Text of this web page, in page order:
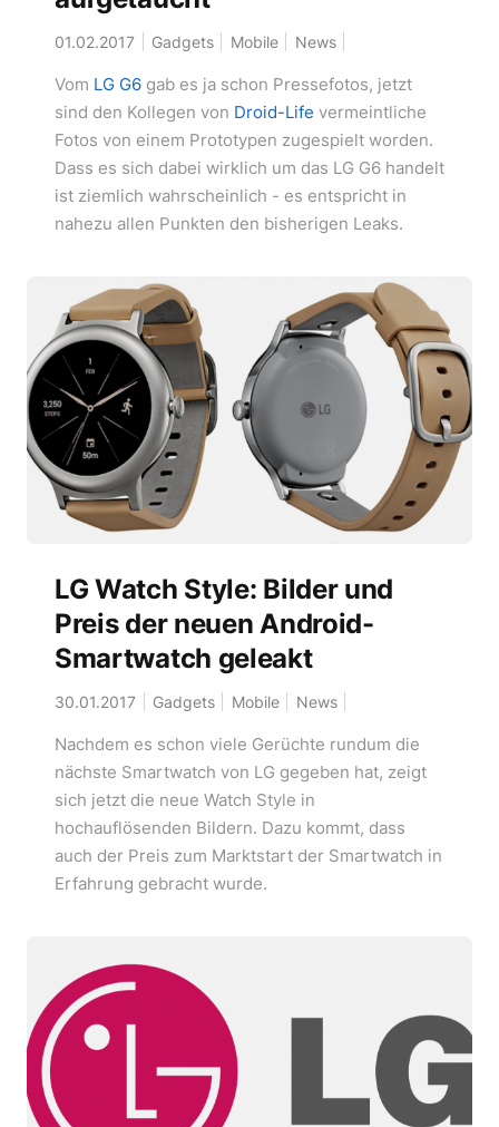
01.02.2017 Gadgets Mobile News
Vom LG G6gab es ja schon Pressefotos, jetzt
sind den Kollegen von Droid-Life vermeintliche
Fotos von einem Prototypen zugespielt worden.
Dass es sich dabei wirklich um das LG G6 handelt
ist ziemlich wahrscheinlich - es entspricht in
nahezu allen Punkten den bisherigen Leaks.
LG Watch Style: Bilder und
Preis der neuen Android-
Smartwatch geleakt
30.01.2017 Gadgets Mobile News
Nachdem es schon viele Gerüchte rundum die
nächste Smartwatch von LG gegeben hat, zeigt
sich jetzt die neue Watch Style in
hochauflösenden Bildern. Dazu kommt, dass
auch der Preis zum Marktstart der Smartwatch in
Erfahrung gebracht wurde.